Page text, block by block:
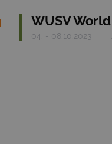
WUSV
04. - 08.10.2023